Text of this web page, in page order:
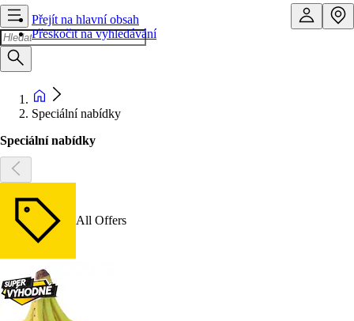
Přejít na hlavní obsah
Přeskočit na vyhledávání
Speciální nabídky
Speciální nabídky
All Offers